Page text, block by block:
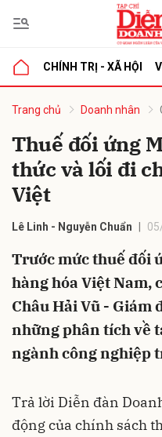
CHÍNH TRỊ - XÃ HỘI
Trang chủ Doanh nhân
Thuế đối ứng
thức và lối đi
Việt
Lê Linh - Nguyễn Chuẩn
Trước mức thuế đối
hàng hóa Việt Nam,
Châu Hải Vũ - Giám
những phân tích về
ngành công nghiệp
Trả lời Diễn đàn
động của chính sách
luận